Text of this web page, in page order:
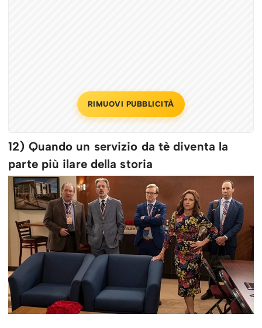
RIMUOVI PUBBLICITÀ
12) Quando un servizio da tè diventa la
parte più ilare della storia